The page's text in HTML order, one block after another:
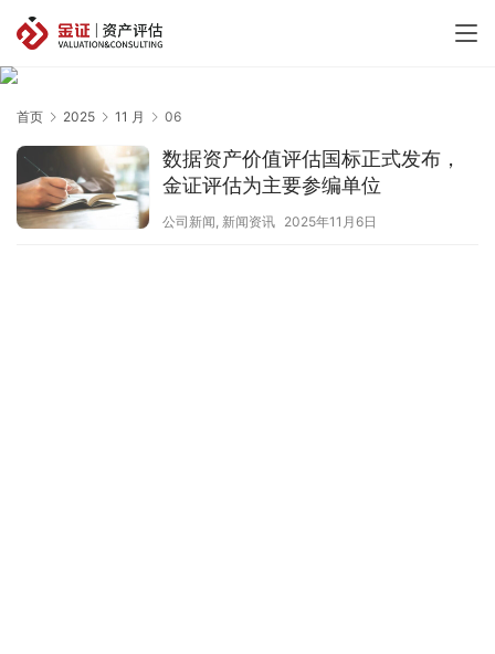
首页 2025 11 月 06
数据资产价值评估国标正式发布，
金证评估为主要参编单位
公司新闻, 新闻资讯 2025年11月6日